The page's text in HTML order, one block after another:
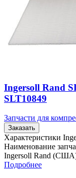
Ingersoll Rand
SLT10849
Запчасти для
Заказать
Характеристики
Наименование
Ingersoll Rand
Подробнее